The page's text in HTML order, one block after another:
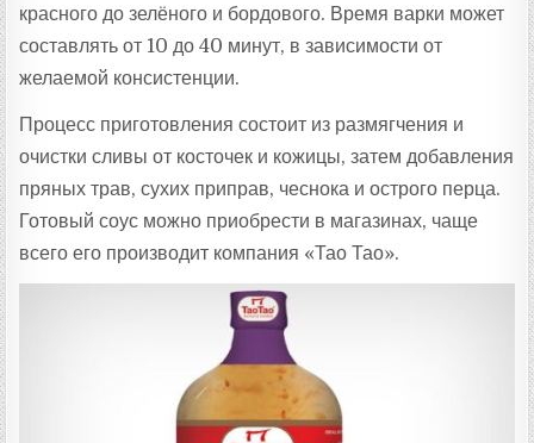
красного до зелёного и бордового. Время варки может
составлять от 10 до 40 минут, в зависимости от
желаемой консистенции.
Процесс приготовления состоит из размягчения и
очистки сливы от косточек и кожицы, затем добавления
пряных трав, сухих приправ, чеснока и острого перца.
Готовый соус можно приобрести в магазинах, чаще
всего его производит компания «Тао Тао».